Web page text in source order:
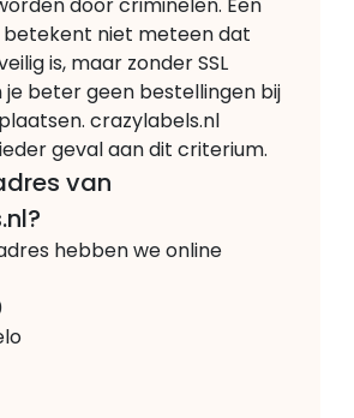
betekent niet meteen dat
is, maar zonder SSL
beter geen bestellingen bij
crazylabels.nl
geval aan dit criterium.
van
hebben we online